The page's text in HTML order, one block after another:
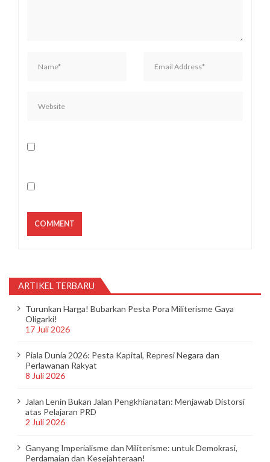
ARTIKEL TERBARU
Turunkan Harga! Bubarkan Pesta Pora Militerisme Gaya
Oligarki!
17 Juli 2026
Piala Dunia 2026: Pesta Kapital, Represi Negara dan
Perlawanan Rakyat
8 Juli 2026
Jalan Lenin Bukan Jalan Pengkhianatan: Menjawab Distorsi
atas Pelajaran PRD
2 Juli 2026
Ganyang Imperialisme dan Militerisme: untuk Demokrasi,
Perdamaian dan Kesejahteraan!